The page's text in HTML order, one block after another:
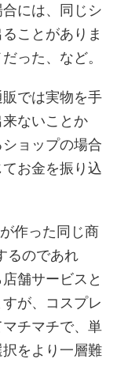
には、同じシ
ことがありま
った、など。
では実物を手
ないことか
ョップの場合
お金を振り込
作った同じ商
のであれ
舗サービスと
が、コスプレ
チマチで、単
をより一層難